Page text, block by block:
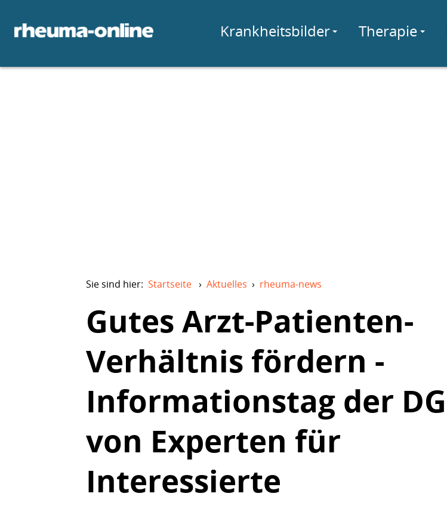
Krankheitsbilder Therapie
Sie sind hier: Startseite › Aktuelles › rheuma-news
Gutes Arzt-Patienten-
Verhältnis fördern -
Informationstag der
von Experten für
Interessierte